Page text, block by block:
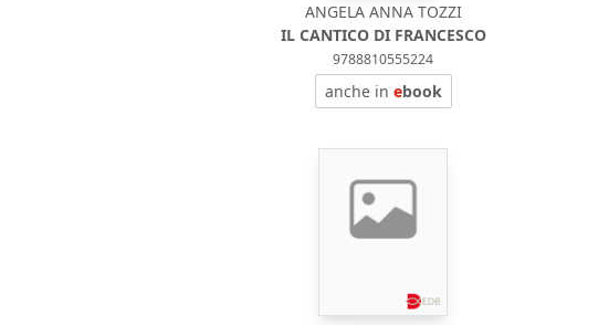
ANGELA ANNA TOZZI
IL CANTICO DI FRANCESCO
9788810555224
anche in ebook